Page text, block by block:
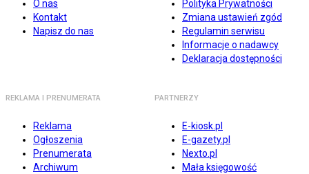
O nas
Kontakt
Napisz do nas
Polityka Prywatności
Zmiana ustawień zgód
Regulamin serwisu
Informacje o nadawcy
Deklaracja dostępności
REKLAMA I PRENUMERATA
Reklama
Ogłoszenia
Prenumerata
Archiwum
PARTNERZY
E-kiosk.pl
E-gazety.pl
Nexto.pl
Mała księgowość